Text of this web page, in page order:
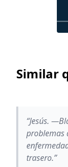
Similar
“Jesús.
problemas
trasero.”